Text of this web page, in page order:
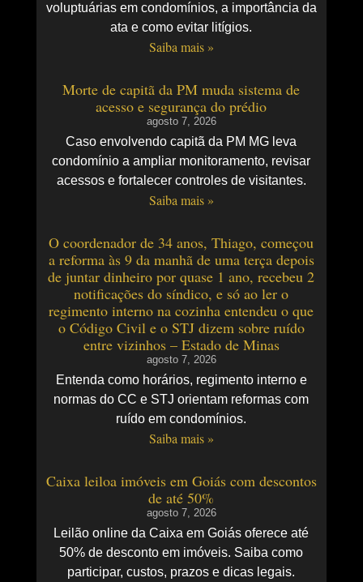
voluptuárias em condomínios, a importância da
ata e como evitar litígios.
Saiba mais »
Morte de capitã da PM muda sistema de
acesso e segurança do prédio
agosto 7, 2026
Caso envolvendo capitã da PM MG leva
condomínio a ampliar monitoramento, revisar
acessos e fortalecer controles de visitantes.
Saiba mais »
O coordenador de 34 anos, Thiago, começou
a reforma às 9 da manhã de uma terça depois
de juntar dinheiro por quase 1 ano, recebeu 2
notificações do síndico, e só ao ler o
regimento interno na cozinha entendeu o que
o Código Civil e o STJ dizem sobre ruído
entre vizinhos – Estado de Minas
agosto 7, 2026
Entenda como horários, regimento interno e
normas do CC e STJ orientam reformas com
ruído em condomínios.
Saiba mais »
Caixa leiloa imóveis em Goiás com descontos
de até 50%
agosto 7, 2026
Leilão online da Caixa em Goiás oferece até
50% de desconto em imóveis. Saiba como
participar, custos, prazos e dicas legais.